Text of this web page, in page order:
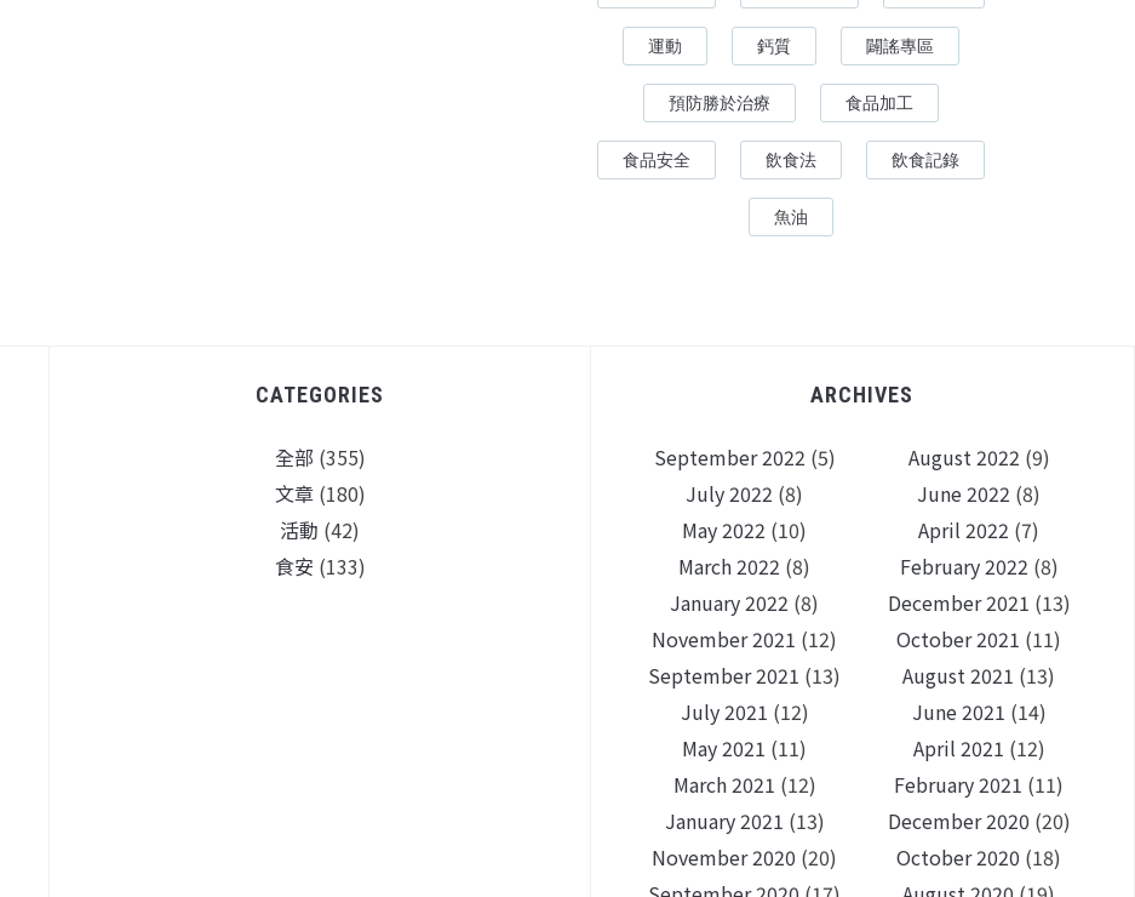
運動 鈣質 闢謠專區
預防勝於治療 食品加工
食品安全 飲食法 飲食記錄
魚油
CATEGORIES
全部 (355)
文章(180)
活動 (42)
食安 (133)
ARCHIVES
September 2022 (5) August 2022 (9)
July 2022 (8) June 2022 (8)
May 2022 (10) April 2022 (7)
March 2022 (8) February 2022 (8)
January 2022 (8) December 2021 (13)
November 2021 (12) October 2021 (11)
September 2021 (13) August 2021 (13)
July 2021 (12) June 2021 (14)
May 2021 (11) April 2021 (12)
March 2021 (12) February 2021 (11)
January 2021 (13) December 2020 (20)
November 2020 (20) October 2020 (18)